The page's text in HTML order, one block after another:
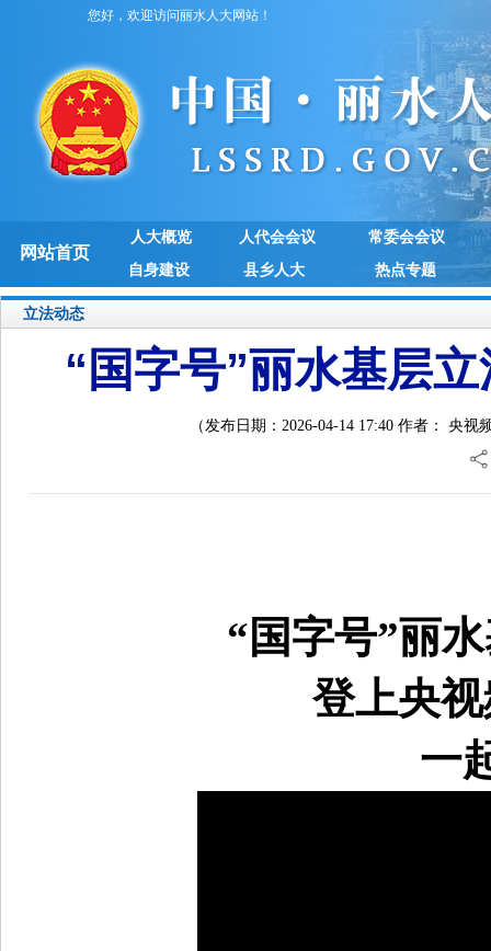
您好，欢迎访问丽水人大网站！
网站首页
人大概览 人代会会议
常委会会议
自身建设
县乡人大 热点专题
立法动态
“国字号”丽水基层
（发布日期：2026-04-14 17:40 作者： 央
“国字号”丽
登上央
一